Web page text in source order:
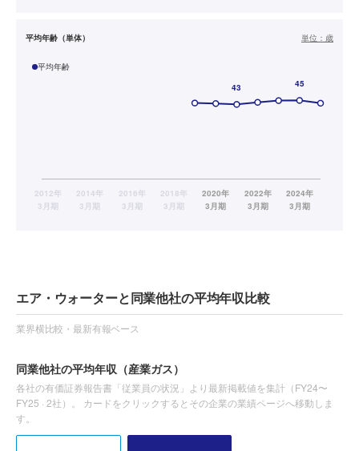
平均年齢（単体） 単位： 歳
平均年齢
エア・ウォーターと同業他社の平均年収比較
業界横比較・最新有報ベース
同業他社の平均年収 （産業ガス）
各社の有価証券報告書「従業員の状況」より最新掲載値を集計（FY24〜
FY25 · 2社）。 カードをクリックするとその企業の業績ページへ移動しま
す。